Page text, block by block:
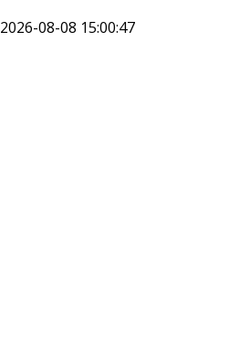
2026-08-08 15:00:47